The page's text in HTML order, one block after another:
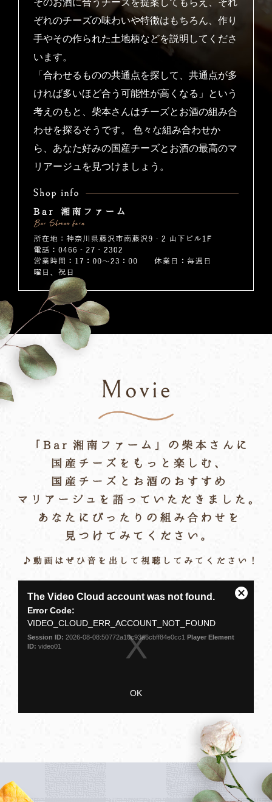
ぞれのチーズの味わいや特徴はもちろん、作り
手やその作られた土地柄などを説明してくださ
います。
「合わせるものの共通点を探して、共通点が多
ければ多いほど合う可能性が高くなる」という
考えのもと、柴本さんはチーズとお酒の組み合
わせを探るそうです。 色々な組み合わせか
ら、あなた好みの国産チーズとお酒の最高のマ
リアージュを見つけましょう。
modal
The Video Cloud account was not found.
Error Code:
VIDEO_CLOUD_ERR_ACCOUNT_NOT_FOUND
Session ID: 2026-08-08:50772a10c93a6cbff84e0cc1 Player Element
ID: video01
OK
Close